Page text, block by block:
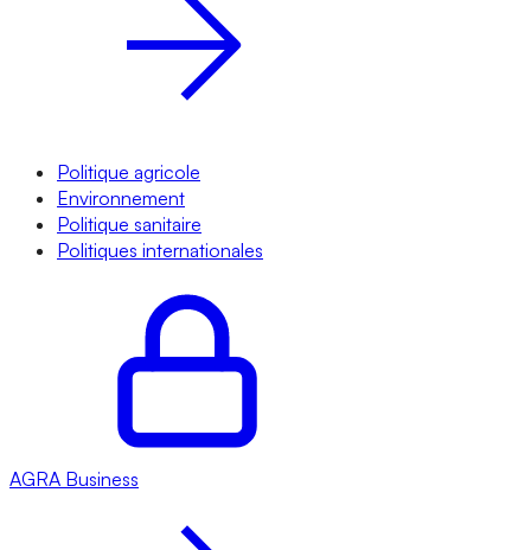
Politique agricole
Environnement
Politique sanitaire
Politiques internationales
AGRA Business